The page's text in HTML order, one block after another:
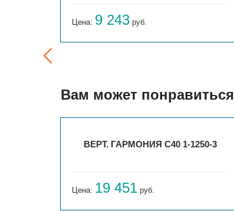
Цена: 9 243 руб.
Вам может понравиться
ВЕРТ. ГАРМОНИЯ С40 1-1250-3
Цена: 19 451 руб.